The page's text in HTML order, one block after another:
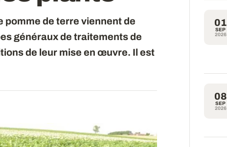
pomme de terre viennent de
généraux de traitements de
de leur mise en œuvre. Il est
01
SEP
2026
08
SEP
2026